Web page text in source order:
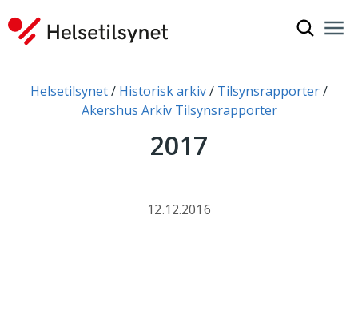
Du er her:
Helsetilsynet Historisk arkiv
Tilsynsrapporter
Akershus Arkiv Tilsynsrapporter
2017
12.12.2016